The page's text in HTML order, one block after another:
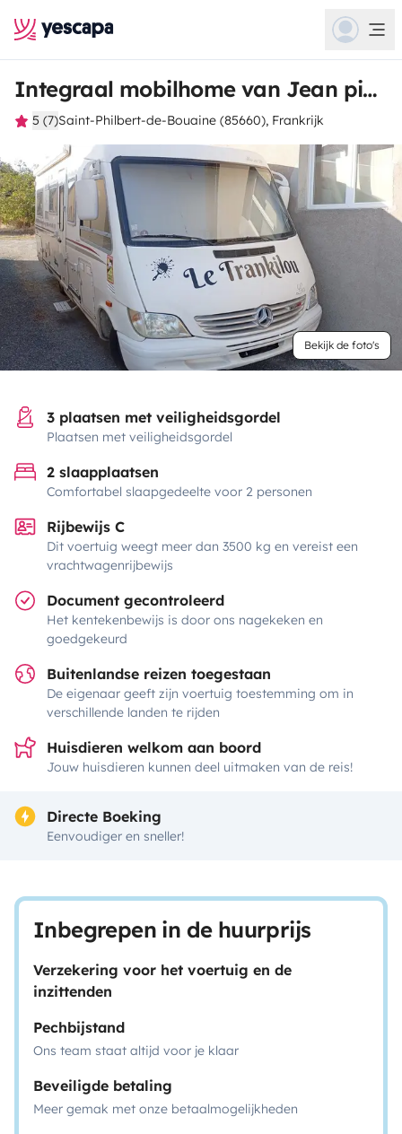
Integraal mobilhome van Jean pierre
5 (7)Saint-Philbert-de-Bouaine (85660), Frankrijk
Bekijk de foto's
3 plaatsen met veiligheidsgordel
Plaatsen met veiligheidsgordel
2 slaapplaatsen
Comfortabel slaapgedeelte voor 2 personen
Rijbewijs C
Dit voertuig weegt meer dan 3500 kg en vereist een
vrachtwagenrijbewijs
Document gecontroleerd
Het kentekenbewijs is door ons nagekeken en
goedgekeurd
Buitenlandse reizen toegestaan
De eigenaar geeft zijn voertuig toestemming om in
verschillende landen te rijden
Huisdieren welkom aan boord
Jouw huisdieren kunnen deel uitmaken van de reis!
Directe Boeking
Eenvoudiger en sneller!
Inbegrepen in de huurprijs
Verzekering voor het voertuig en de
inzittenden
Pechbijstand
Ons team staat altijd voor je klaar
Beveiligde betaling
Meer gemak met onze betaalmogelijkheden